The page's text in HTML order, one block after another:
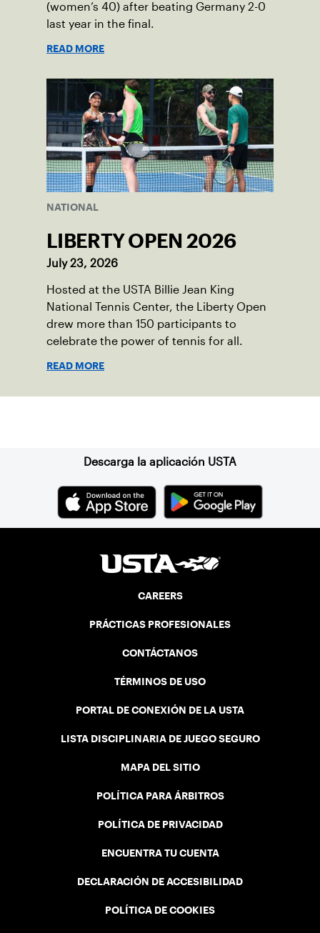
(women’s 40) after beating Germany 2-0
last year in the final.
READ MORE
NATIONAL
LIBERTY OPEN 2026
July 23, 2026
Hosted at the USTA Billie Jean King
National Tennis Center, the Liberty Open
drew more than 150 participants to
celebrate the power of tennis for all.
READ MORE
Descarga la aplicación USTA
CAREERS
PRÁCTICAS PROFESIONALES
CONTÁCTANOS
TÉRMINOS DE USO
PORTAL DE CONEXIÓN DE LA USTA
LISTA DISCIPLINARIA DE JUEGO SEGURO
MAPA DEL SITIO
POLÍTICA PARA ÁRBITROS
POLÍTICA DE PRIVACIDAD
ENCUENTRA TU CUENTA
DECLARACIÓN DE ACCESIBILIDAD
POLÍTICA DE COOKIES